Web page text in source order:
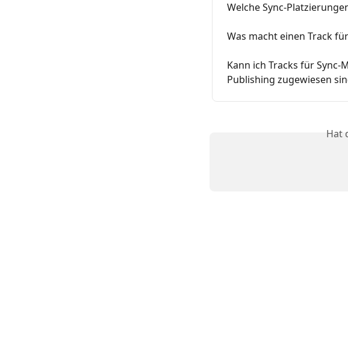
Welche Sync-
Was macht einen Track
Kann ich Tracks für
Publishing zugewiesen
Hat